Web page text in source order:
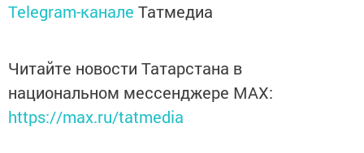
Telegram-канале Татмедиа
Читайте новости Татарстана в
национальном мессенджере MАХ:
https://max.ru/tatmedia